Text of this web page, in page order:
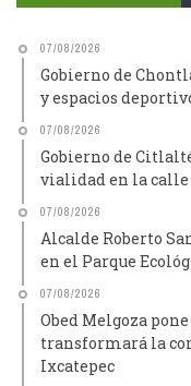
07/08/2026
Gobierno de
y espacios
07/08/2026
Gobierno de
vialidad en la
07/08/2026
Alcalde Roberto
en el Parque
07/08/2026
Obed Melgoza
transformará la
Ixcatepec